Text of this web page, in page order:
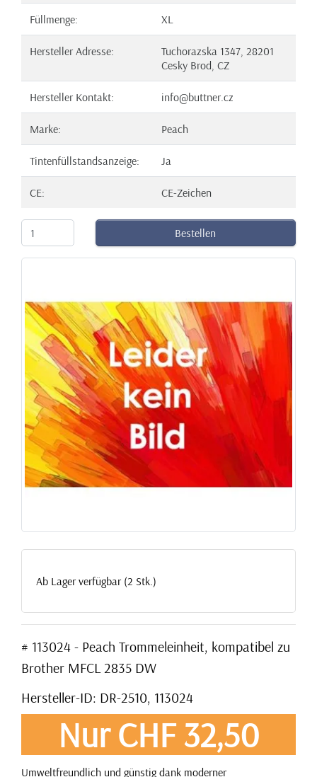
Füllmenge: XL
Hersteller Adresse:
Tuchorazska 1347, 28201
Cesky Brod, CZ
Hersteller Kontakt: info@buttner.cz
Marke: Peach
Tintenfüllstandsanzeige: Ja
CE: CE-Zeichen
Bestellen
Ab Lager verfügbar (2 Stk.)
# 113024 - Peach Trommeleinheit, kompatibel zu
Brother MFCL 2835 DW
Hersteller-ID: DR-2510, 113024
Nur CHF 32,50
Umweltfreundlich und günstig dank moderner